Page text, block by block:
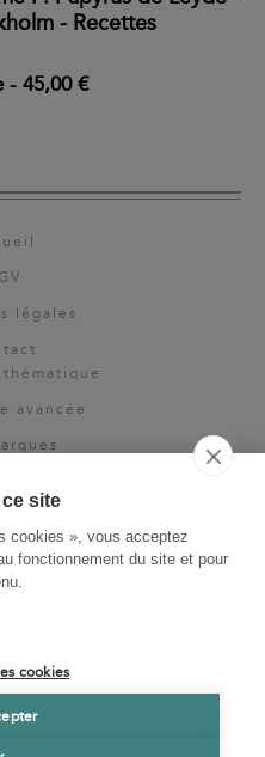
site
cookies », vous acceptez
fonctionnement du site et pour
cookies
- Recettes
- 45,00 €
légales
thématique
avancée
pro